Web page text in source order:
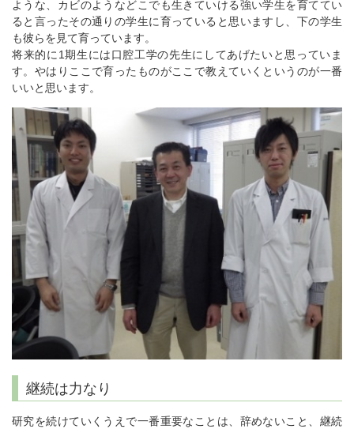
ような、カビのようなどこでも生きていける強い学生を育ててい
ると言ったその通りの学生に育っていると思いますし、下の学生
も彼らを見て育っています。
将来的に1期生には口腔工学の先生にしてあげたいと思っていま
す。やはりここで育ったものがここで教えていくというのが一番
いいと思います。
継続は力なり
研究を続けていくうえで一番重要なことは、辞めないこと、継続